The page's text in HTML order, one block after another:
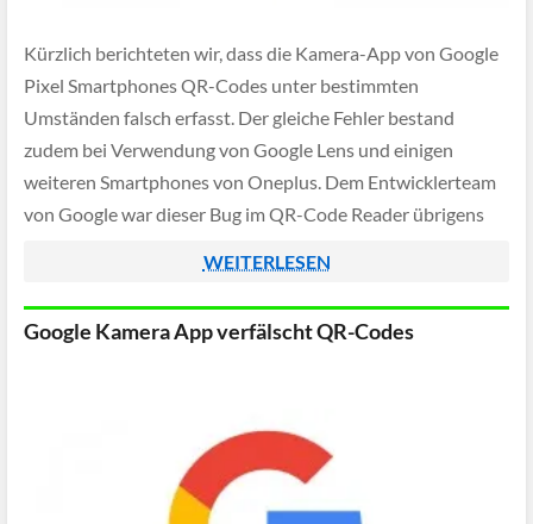
Kürzlich berichteten wir, dass die Kamera-App von Google
Pixel Smartphones QR-Codes unter bestimmten
Umständen falsch erfasst. Der gleiche Fehler bestand
zudem bei Verwendung von Google Lens und einigen
weiteren Smartphones von Oneplus. Dem Entwicklerteam
von Google war dieser Bug im QR-Code Reader übrigens
Fehlerbehebung bislang keine Priorität.
WEITERLESEN
Google Kamera App verfälscht QR-Codes